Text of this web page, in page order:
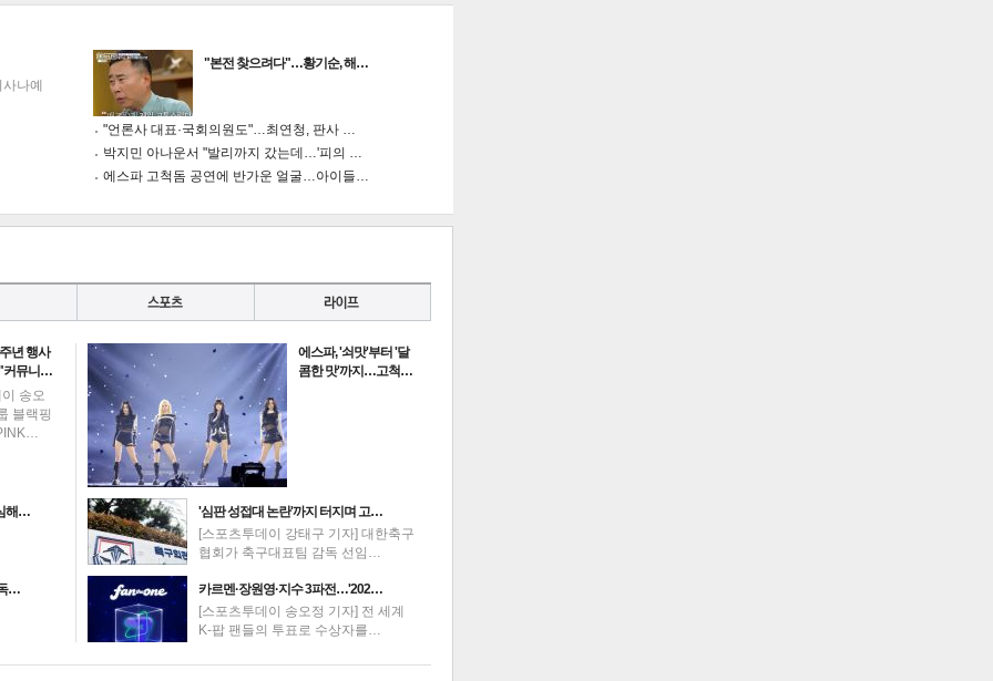
나예
"본전 찾으려다"…황기순, 해…
"언론사 대표·국회의원도"…최연청, 판사 …
박지민 아나운서 "발리까지 갔는데…'피의 …
에스파 고척돔 공연에 반가운 얼굴…아이들…
년 행사
커뮤니…
송오
블랙핑
해…
…
에스파, '쇠맛'부터 '달
콤한 맛'까지…고척…
'심판 성접대 논란'까지 터지며 고…
[스포츠투데이 강태구 기자] 대한축구
협회가 축구대표팀 감독 선임…
카르멘·장원영·지수 3파전…'202…
[스포츠투데이 송오정 기자] 전 세계
K-팝 팬들의 투표로 수상자를…